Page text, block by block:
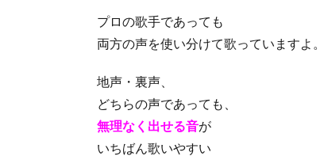
プロの歌手であっても
両方の声を使い分けて歌っていますよ。
地声・裏声、
どちらの声であっても、
無理なく出せる音が
いちばん歌いやすい